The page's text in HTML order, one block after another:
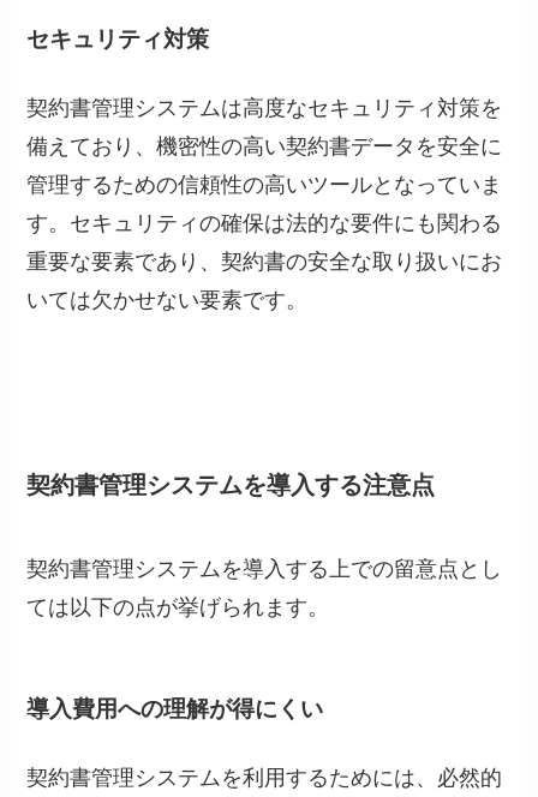
セキュリティ対策
契約書管理システムは高度なセキュリティ対策を
備えており、機密性の高い契約書データを安全に
管理するための信頼性の高いツールとなっていま
す。セキュリティの確保は法的な要件にも関わる
重要な要素であり、契約書の安全な取り扱いにお
いては欠かせない要素です。
契約書管理システムを導入する注意点
契約書管理システムを導入する上での留意点とし
ては以下の点が挙げられます。
導入費用への理解が得にくい
契約書管理システムを利用するためには、必然的